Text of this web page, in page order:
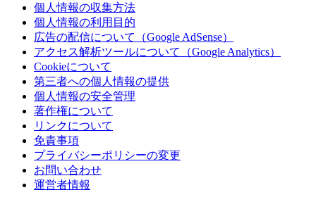
個人情報の収集方法
個人情報の利用目的
広告の配信について（Google AdSense）
アクセス解析ツールについて（Google Analytics）
Cookieについて
第三者への個人情報の提供
個人情報の安全管理
著作権について
リンクについて
免責事項
プライバシーポリシーの変更
お問い合わせ
運営者情報